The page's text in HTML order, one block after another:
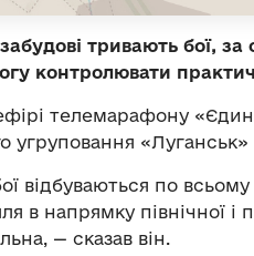
тривають бої,
контролювати
телемарафону
угруповання
відбуваються по
в напрямку північної
— сказав він.